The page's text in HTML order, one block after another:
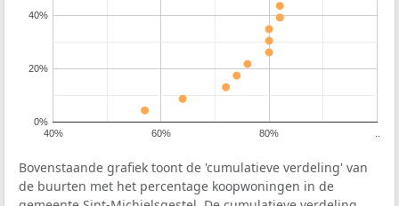
40% 60% 80%
0%
20%
40%
Bovenstaande grafiek toont de 'cumulatieve verdeling' van
de buurten met het percentage koopwoningen in de